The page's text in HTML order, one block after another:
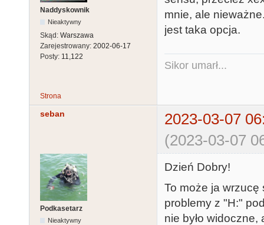
Naddyskownik
Nieaktywny
Skąd: Warszawa
Zarejestrowany: 2002-06-17
Posty: 11,122
mnie, ale
jest taka opcja.
Sikor umarł...
Strona
seban
2023-03-07
(2023-03-07
Podkasetarz
Nieaktywny
Dzień Dobry!
To może ja wrzucę
problemy z "H:"
nie było